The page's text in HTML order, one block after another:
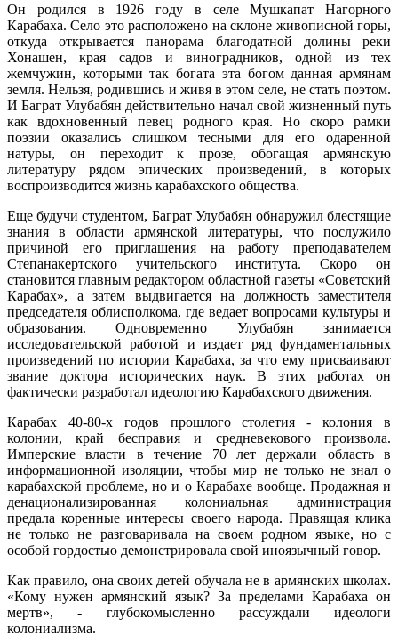
Он родился в 1926 году в селе Мушкапат Нагорного
Карабаха. Село это расположено на склоне живописной горы,
откуда открывается панорама благодатной долины реки
Хонашен, края садов и виноградников, одной из тех
жемчужин, которыми так богата эта богом данная армянам
земля. Нельзя, родившись и живя в этом селе, не стать поэтом.
И Баграт Улубабян действительно начал свой жизненный путь
как вдохновенный певец родного края. Но скоро рамки
поэзии оказались слишком тесными для его одаренной
натуры, он переходит к прозе, обогащая армянскую
литературу рядом эпических произведений, в которых
воспроизводится жизнь карабахского общества.
Еще будучи студентом, Баграт Улубабян обнаружил блестящие
знания в области армянской литературы, что послужило
причиной его приглашения на работу преподавателем
Степанакертского учительского института. Скоро он
становится главным редактором областной газеты «Советский
Карабах», а затем выдвигается на должность заместителя
председателя облисполкома, где ведает вопросами культуры и
образования. Одновременно Улубабян занимается
исследовательской работой и издает ряд фундаментальных
произведений по истории Карабаха, за что ему присваивают
звание доктора исторических наук. В этих работах он
фактически разработал идеологию Карабахского движения.
Карабах 40-80-х годов прошлого столетия - колония в
колонии, край бесправия и средневекового произвола.
Имперские власти в течение 70 лет держали область в
информационной изоляции, чтобы мир не только не знал о
карабахской проблеме, но и о Карабахе вообще. Продажная и
денационализированная колониальная администрация
предала коренные интересы своего народа. Правящая клика
не только не разговаривала на своем родном языке, но с
особой гордостью демонстрировала свой иноязычный говор.
Как правило, она своих детей обучала не в армянских школах.
«Кому нужен армянский язык? За пределами Карабаха он
мертв», - глубокомысленно рассуждали идеологи
колониализма.